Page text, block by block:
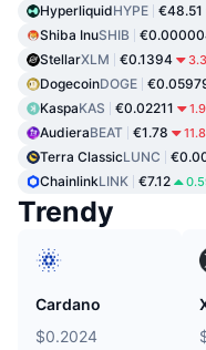
HyperliquidHYPE €48.51
Shiba InuSHIB
StellarXLM €0.1394
DogecoinDOGE
KaspaKAS €0.02211
AudieraBEAT €1.78
Terra ClassicLUNC
ChainlinkLINK €7.12
Trendy
Cardano
$0.2024